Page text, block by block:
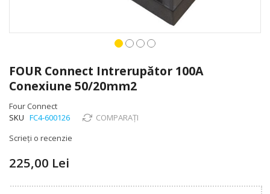
to
the
beginning
of
the
gallery
FOUR Connect Intrerupător 100A
Conexiune 50/20mm2
Four Connect
SKU FC4-600126
COMPARAȚI
Scrieți o recenzie
225,00 Lei